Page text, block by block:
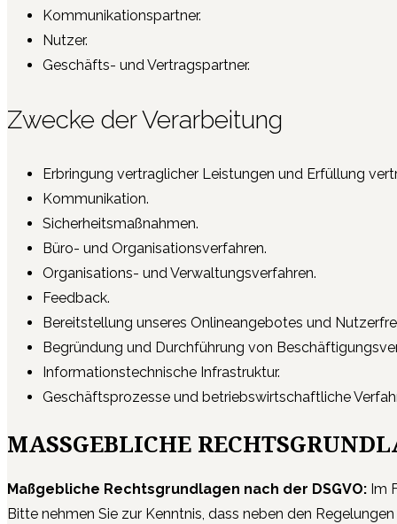
Kommunikationspartner.
Nutzer.
Geschäfts- und Vertragspartner.
Zwecke der Verarbeitung
Erbringung vertraglicher Leistungen und Erfüllung
Kommunikation.
Sicherheitsmaßnahmen.
Büro- und Organisationsverfahren.
Organisations- und Verwaltungsverfahren.
Feedback.
Bereitstellung unseres Onlineangebotes und
Begründung und Durchführung von
Informationstechnische Infrastruktur.
Geschäftsprozesse und betriebswirtschaftliche
MASSGEBLICHE
Maßgebliche Rechtsgrundlagen nach der DSGVO: Im
Bitte nehmen Sie zur Kenntnis, dass neben den